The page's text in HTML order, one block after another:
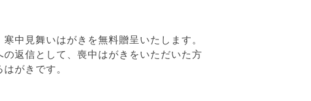
中見舞いはがきを無料贈呈いたします。
返信として、喪中はがきをいただいた方
がきです。